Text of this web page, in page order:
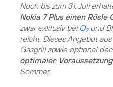
Noch bis zum 31. Juli
Nokia 7 Plus einen Rösle
zwar exklusiv bei O2und
reicht. Dieses Angebot
Gasgrill sowie optional
optimalen
Sommer.